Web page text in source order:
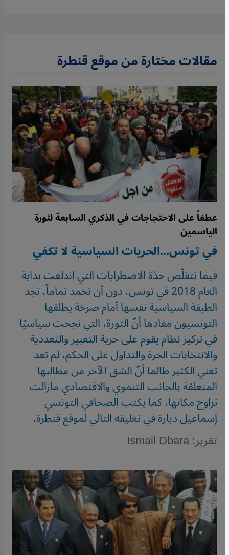
مقالات مختارة من موقع قنطرة
عطفاً على الاحتجاجات في الذكري السابعة لثورة
الياسمين
في تونس...الحريات السياسية لا تكفي
فيما تتقلّص حدّة الاضطرابات التي اندلعت بداية
العام 2018 في تونس، دون أن تخمد تماماً، تجد
الطبقة السياسية نفسها أمام صرخة يطلقها
التونسيون مفادها أنّ الثورة، التي نجحت سياسيًا
في تركيز نظام يقوم على حرية التعبير والتعددية
والانتخابات الحرة والتداول على الحكم، لم تعد
تعني الكثير طالما أنّ الشق الآخر من مطالبها
المتعلقة بالجانب التنموي والاقتصادي مازالت
تراوح مكانها، كما يكتب الصحافي التونسي
إسماعيل دبارة في تعليقه التالي لموقع قنطرة.
تقرير: Ismail Dbara